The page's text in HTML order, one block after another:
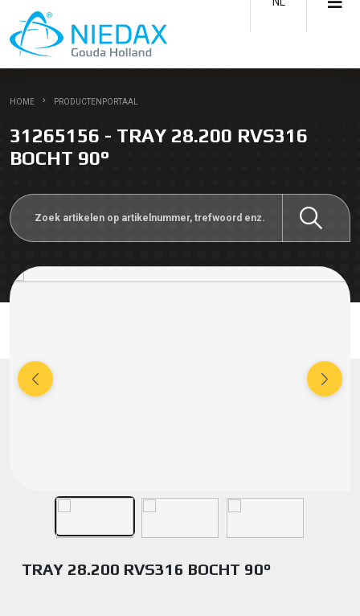
HOME PRODUCTENPORTAAL
31265156 - TRAY 28.200 RVS316
BOCHT 90°
TRAY 28.200 RVS316 BOCHT 90°